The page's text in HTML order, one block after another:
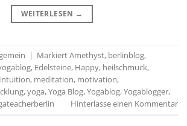
WEITERLESEN →
| MarkiertAmethyst, berlinblog,
, Edelsteine, Happy, heilschmuck,
Intuition, meditation, motivation,
,yoga,Yoga Blog,Yogablog,Yogablogger,
Hinterlasse einen Kommentar